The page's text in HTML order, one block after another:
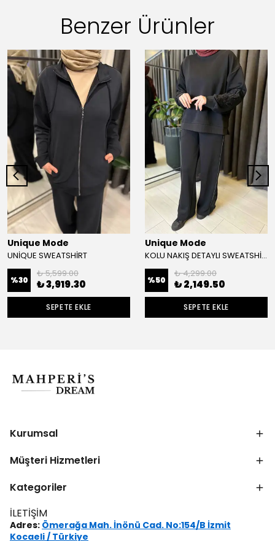
Benzer Ürünler
Unique Mode
UNİQUE SWEATSHİRT
%30
₺ 5,599.00
₺ 3,919.30
SEPETE EKLE
Unique Mode
KOLU NAKIŞ DETAYLI SWEATSHİRT
%50
₺ 4,299.00
₺ 2,149.50
SEPETE EKLE
Kurumsal
Müşteri Hizmetleri
Kategoriler
İLETİŞİM
Adres: Ömerağa Mah. İnönü Cad. No:154/B İzmit
Kocaeli / Türkiye